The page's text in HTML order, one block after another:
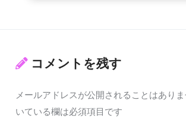
コメントを残す
メールアドレスが公開されることはありま
いている欄は必須項目です